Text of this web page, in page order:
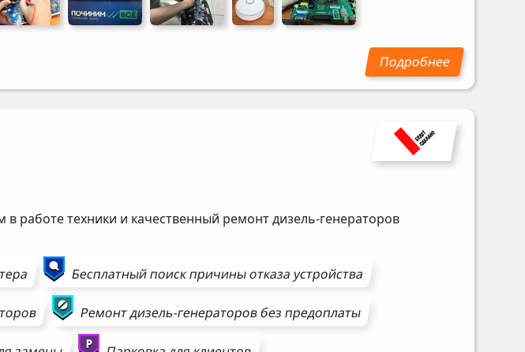
работе техники и качественный ремонт дизель-генераторов
Бесплатный поиск причины отказа устройства
Ремонтдизель-генераторовбез предоплаты